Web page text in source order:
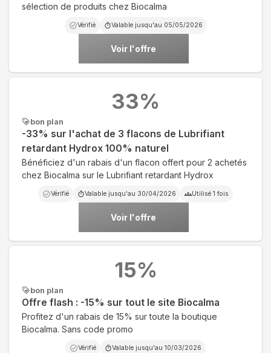
sélection de produits chez Biocalma
Vérifié Valable jusqu'au 05/05/2026
Voir l'offre
bon plan
-33% sur l'achat de 3 flacons de Lubrifiant
retardant Hydrox 100% naturel
Bénéficiez d'un rabais d'un flacon offert pour 2 achetés
chez Biocalma sur le Lubrifiant retardant Hydrox
Vérifié Valable jusqu'au 30/04/2026 Utilisé 1 fois
Voir l'offre
33%
bon plan
Offre flash : -15% sur tout le site Biocalma
Profitez d'un rabais de 15% sur toute la boutique
Biocalma. Sans code promo
Vérifié Valable jusqu'au 10/03/2026
15%